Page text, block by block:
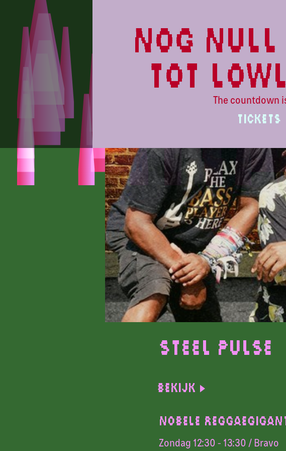
nog null
tot
The countdown
TICKETS
PARADISE
Steel Pulse
Bekijk
NOBELE
Zondag 12:30 - 13:30 / Bravo